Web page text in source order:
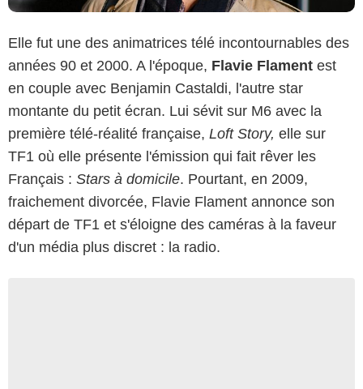
Elle fut une des animatrices télé incontournables des
années 90 et 2000. A l'époque, Flavie Flament est
en couple avec Benjamin Castaldi, l'autre star
montante du petit écran. Lui sévit sur M6 avec la
première télé-réalité française, Loft Story, elle sur
TF1 où elle présente l'émission qui fait rêver les
Français : Stars à domicile. Pourtant, en 2009,
fraichement divorcée, Flavie Flament annonce son
départ de TF1 et s'éloigne des caméras à la faveur
d'un média plus discret : la radio.